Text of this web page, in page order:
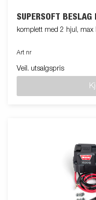
SUPERSOFT
komplett med 2 hjul, max
Art nr
Veil. utsalgspris